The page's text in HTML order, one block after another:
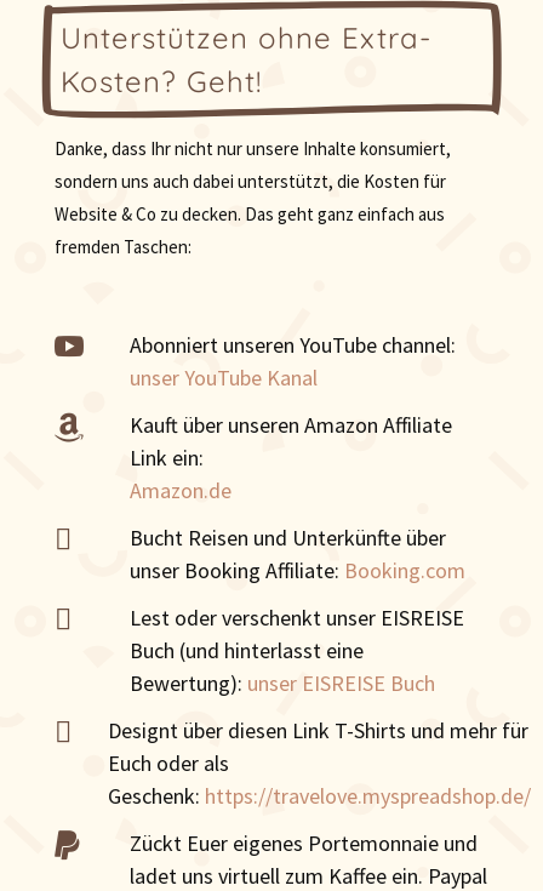
Unterstützen ohne Extra-
Kosten? Geht!
Danke, dass Ihr nicht nur unsere Inhalte konsumiert,
sondern uns auch dabei unterstützt, die Kosten für
Website & Co zu decken. Das geht ganz einfach aus
fremden Taschen:

Abonniert unseren YouTube channel:
unser YouTube Kanal

Kauft über unseren Amazon Affiliate
Link ein:
Amazon.de

Bucht Reisen und Unterkünfte über
unser Booking Affiliate: Booking.com

Lest oder verschenkt unser EISREISE
Buch (und hinterlasst eine
Bewertung): unser EISREISE Buch

Designt über diesen Link T-Shirts und mehr für
Euch oder als
Geschenk: https://travelove.myspreadshop.de/

Zückt Euer eigenes Portemonnaie und
ladet uns virtuell zum Kaffee ein. Paypal